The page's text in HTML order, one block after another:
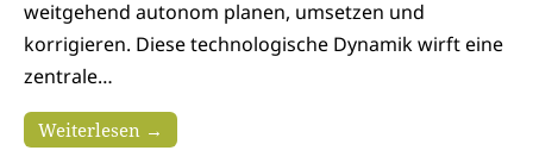
weitgehend autonom planen, umsetzen und
korrigieren. Diese technologische Dynamik wirft eine
zentrale…
Weiterlesen →